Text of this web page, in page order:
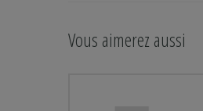
Vous aimerez aussi